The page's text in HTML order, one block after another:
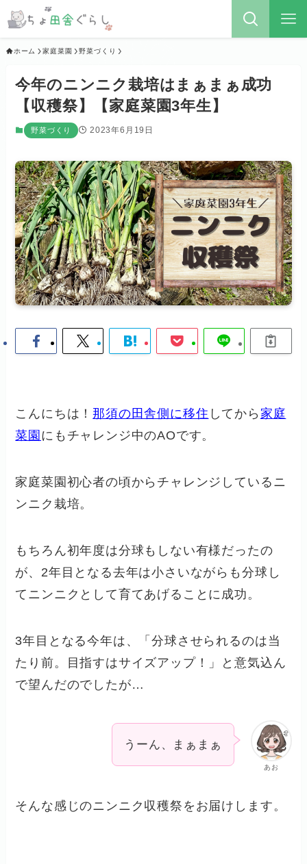
ホーム 家庭菜園 野菜づくり
今年のニンニク栽培はまぁまぁ成功
【収穫祭】【家庭菜園3年生】
野菜づくり 2023年6月19日
こんにちは！那須の田舎側に移住 してから 家庭
菜園 にもチャレンジ中のAOです。
家庭菜園初心者の頃からチャレンジしているニ
ンニク栽培。
もちろん初年度は分球もしない有様だったの
が、2年目となる去年は小さいながらも分球し
てニンニクとして育てあげることに成功。
3年目となる今年は、「分球させられるのは当
たり前。目指すはサイズアップ！」と意気込ん
で望んだのでしたが…
あお
うーん、まぁまぁ
そんな感じのニンニク収穫祭をお届けします。